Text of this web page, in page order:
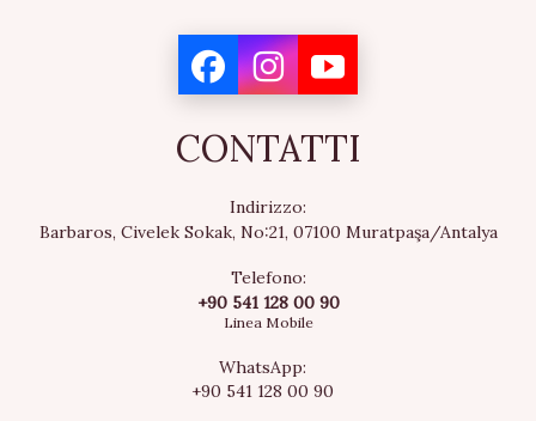
CONTATTI
Indirizzo:
Barbaros, Civelek Sokak, No:21, 07100 Muratpaşa/Antalya
Telefono:
+90 541 128 00 90
Linea Mobile
WhatsApp:
+90 541 128 00 90